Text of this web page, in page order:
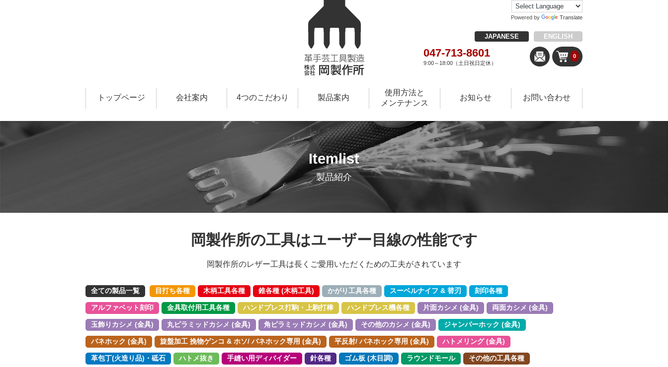
Powered by Translate
JAPANESE ENGLISH
047-713-8601
9:00～18:00（土日祝日定休）
0
トップページ 会社案内 4つのこだわり 製品案内
使用方法と
メンテナンス
お知らせ お問い合わせ
Itemlist
製品紹介
岡製作所の工具はユーザー目線の性能です
岡製作所のレザー工具は長くご愛用いただくための工夫がされています
全ての製品一覧 目打ち各種 木柄工具各種 錐各種 (木柄工具) かがり工具各種 スーベルナイフ & 替刃 刻印各種
アルファベット刻印 金具取付用工具各種 ハンドプレス打駒・上駒打棒 ハンドプレス機各種 片面カシメ (金具) 両面カシメ (金具)
玉飾りカシメ (金具) 丸ピラミッドカシメ (金具) 角ピラミッドカシメ (金具) その他のカシメ (金具) ジャンパーホック (金具)
バネホック (金具) 旋盤加工 挽物ゲンコ & ホソ/ バネホック専用 (金具) 平反射/ バネホック専用 (金具) ハトメリング (金具)
革包丁(火造り品)・砥石 ハトメ抜き 手縫い用ディバイダー 針各種 ゴム板 (木目調) ラウンドモール その他の工具各種